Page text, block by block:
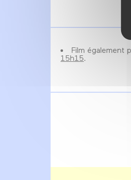
Film également
15h15.